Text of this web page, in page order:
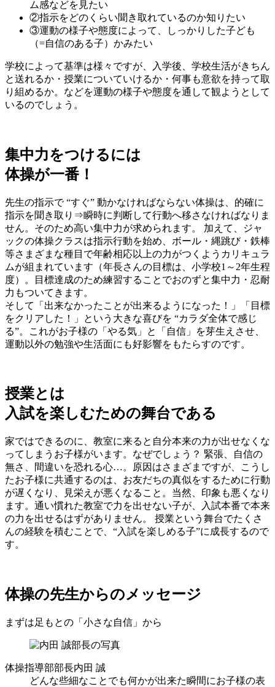
ム感などを見たい
②指示をどのくらい聞き取れているのか知りたい
③運動の様子や態度によって、しっかりした子ども
（=自信のある子）かみたい
学校によって基準は様々ですが、入学後、学校生活がきちん
と送れるか・授業についていけるか・何事も意欲を持って取
り組めるか。などを運動の様子や態度を通して観ようとして
いるのでしょう。
集中力をつけるには
体操が一番！
先生の指示で “すぐ” 動かなければならない体操は、的確に
指示を聞き取り⇒瞬時に判断して行動へ移さなければなりま
せん。そのため高い集中力が求められます。 加えて、ジャ
ックの体操クラスは指示行動を始め、ボール・縄跳び・鉄棒
等さまざまな種目で年齢相応以上の力がつくようカリキュラ
ムが組まれています（年長さんの目標は、小学校1～2年生程
度）。目標達成のため練習することでおのずと集中力・忍耐
力もついてきます。
そして「出来なかったことが出来るようになった！」「目標
をクリアした！」という大きな喜びを “カラダ全体で感じ
る”。これがお子様の「やる気」と「自信」を芽生えさせ、
運動以外の勉強や生活面にも好影響をもたらすのです。
授業とは
入試を楽しむための舞台である
家ではできるのに、教室に来ると自分本来の力が出せなくな
ってしまうお子様がいます。なぜでしょう？ 緊張、自信の
無さ、間違いを恐れる心…。原因はさまざまですが、こうし
たお子様に共通するのは、お友だちの真似をするために行動
が遅くなり、見栄えが悪くなること。当然、印象も悪くなり
ます。通い慣れた教室で力を出せない子が、入試本番で本来
の力を出せるはずがありません。 授業という舞台でたくさ
んの経験を積むことで、“入試を楽しめる子”に成長するので
す。
体操の先生からのメッセージ
まずは足もとの「小さな自信」から
体操指導部部長内田 誠
どんな些細なことでも何かが出来た瞬間にお子様の表